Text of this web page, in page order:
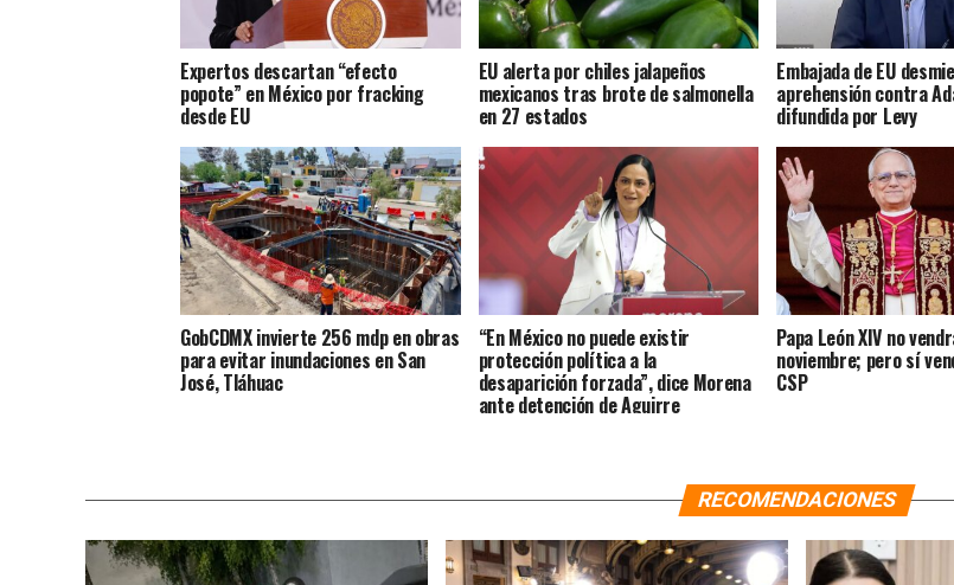
Expertos descartan “efecto
popote” en México por fracking
desde EU
EU alerta por chiles jalapeños
mexicanos tras brote de salmonella
en 27 estados
Embajada de EU
aprehensión contra
difundida por Levy
GobCDMX invierte 256 mdp en obras
para evitar inundaciones en San
José, Tláhuac
“En México no puede existir
protección política a la
desaparición forzada”, dice Morena
ante detención de Aguirre
Papa León XIV no
noviembre; pero sí
CSP
RECOMENDACIONES